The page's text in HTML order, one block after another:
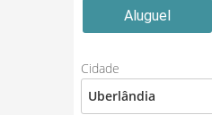
Aluguel
Cidade
Uberlândia